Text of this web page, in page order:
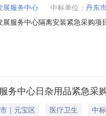
展服务中心 中标单位： 丹东
服务中心隔离安装紧急采购
按照辽宁省财政厅《关于做
务中心日杂用品紧急采
｜元宝区 医疗卫生
中